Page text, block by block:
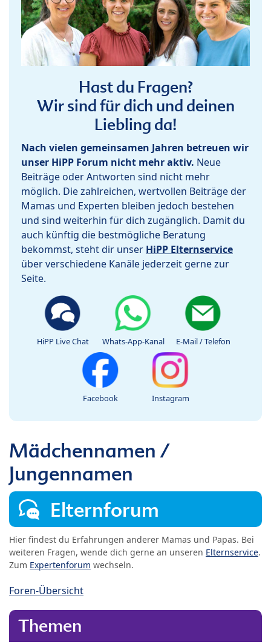
Hast du Fragen?
Wir sind für dich und deinen
Liebling da!
Nach vielen gemeinsamen Jahren betreuen wir
unser HiPP Forum nicht mehr aktiv. Neue
Beiträge oder Antworten sind nicht mehr
möglich. Die zahlreichen, wertvollen Beiträge der
Mamas und Experten bleiben jedoch bestehen
und sind weiterhin für dich zugänglich. Damit du
auch künftig die bestmögliche Beratung
bekommst, steht dir unser HiPP Elternservice
über verschiedene Kanäle jederzeit gerne zur
Seite.
HiPP Live Chat Whats-App-Kanal E-Mail / Telefon
Facebook Instagram
Mädchennamen /
Jungennamen
Elternforum
Hier findest du Erfahrungen anderer Mamas und Papas. Bei
weiteren Fragen, wende dich gerne an unseren Elternservice.
Zum Expertenforum wechseln.
Foren-Übersicht
Themen